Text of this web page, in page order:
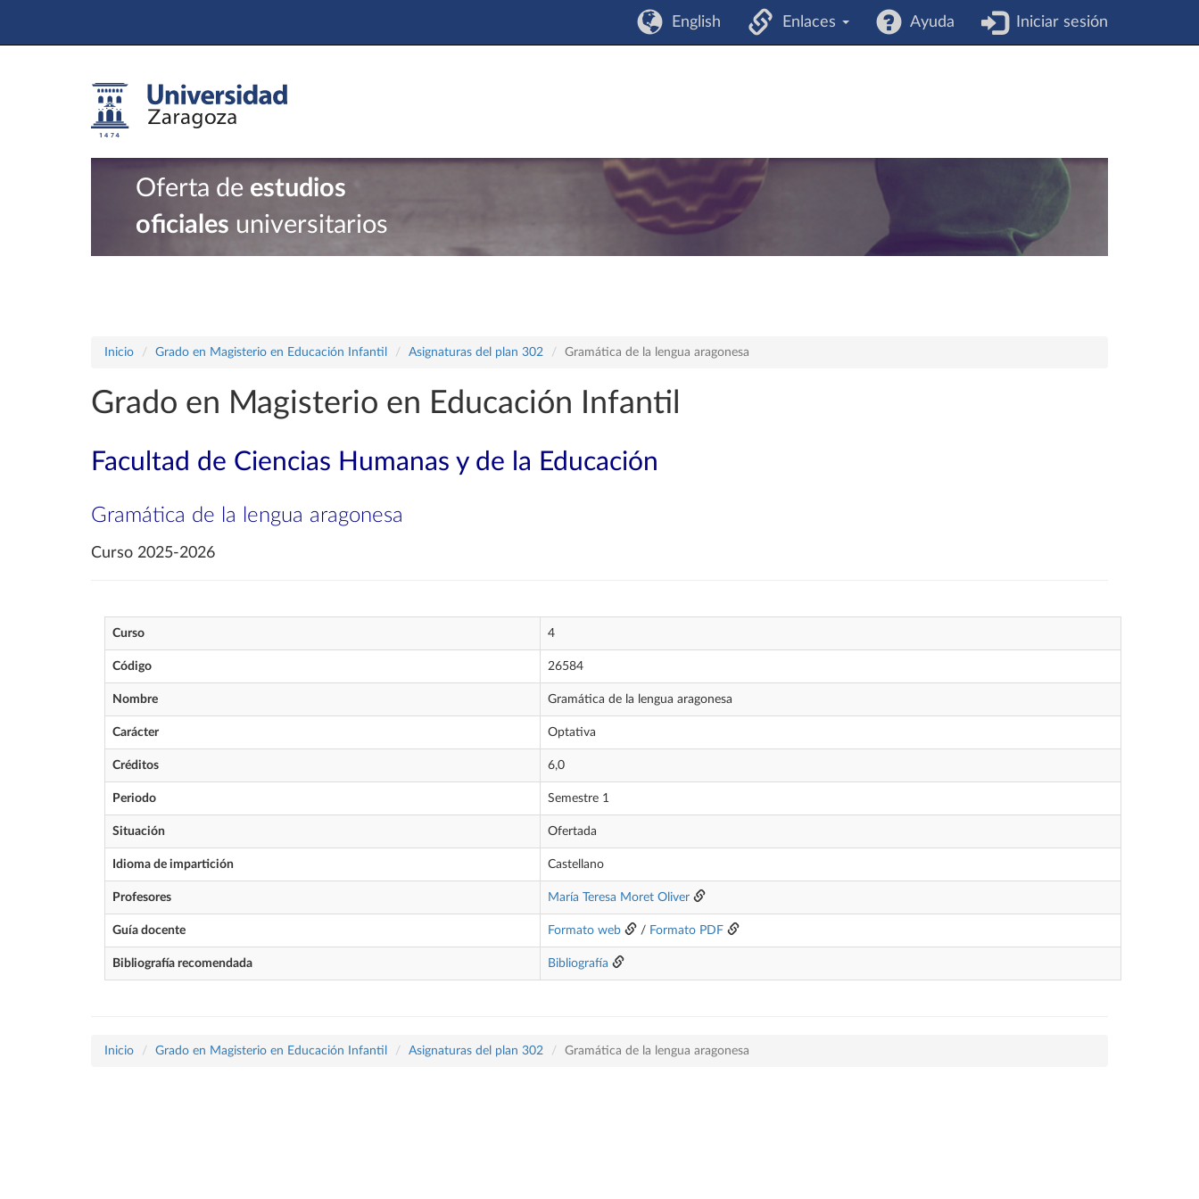
English Enlaces Ayuda Iniciar sesión
Oferta de estudios
oficiales universitarios
Inicio Grado en Magisterio en Educación Infantil Asignaturas del plan 302 Gramática de la lengua aragonesa
Grado en Magisterio en Educación Infantil
Facultad de Ciencias Humanas y de la Educación
Gramática de la lengua aragonesa
Curso 2025-2026
Curso 4
Código 26584
Nombre Gramática de la lengua aragonesa
Carácter Optativa
Créditos 6,0
Periodo Semestre 1
Situación Ofertada
Idioma de impartición Castellano
Profesores María Teresa Moret Oliver
Guía docente Formato web / Formato PDF
Bibliografía recomendada Bibliografía
Inicio Grado en Magisterio en Educación Infantil Asignaturas del plan 302 Gramática de la lengua aragonesa